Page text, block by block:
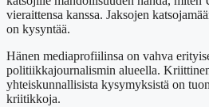
vieraittensa kanssa. Jaksojen
on kysyntää.
Hänen mediaprofiilinsa on vahva
politiikkajournalismin alueella.
yhteiskunnallisista kysymyksistä on
kriitikkoja.